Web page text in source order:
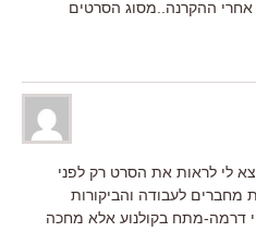
ההקרנה..מסוג הסרטים
לי לראות את הסרט רק לפני
מחברים לעבודה והביקורות
דרמה-מתח בקולנוע אלא מחכה